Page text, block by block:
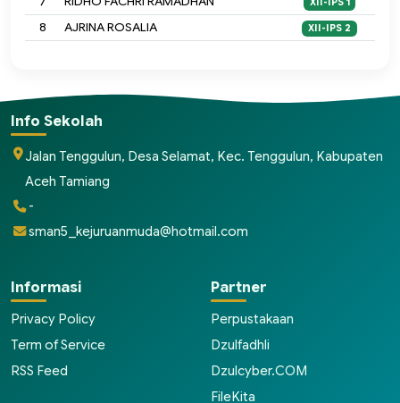
8 AJRINA ROSALIA XII-IPS 2
Info Sekolah
Jalan Tenggulun, Desa Selamat, Kec. Tenggulun, Kabupaten
Aceh Tamiang
-
sman5_kejuruanmuda@hotmail.com
Informasi
Privacy Policy
Term of Service
RSS Feed
Partner
Perpustakaan
Dzulfadhli
Dzulcyber.COM
FileKita